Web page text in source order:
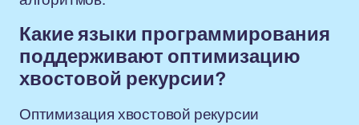
Какие языки программирования
поддерживают оптимизацию
хвостовой рекурсии?
Оптимизация хвостовой рекурсии